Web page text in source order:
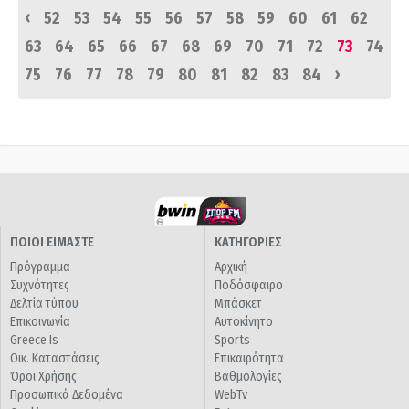
‹
52 53 54 55 56 57 58 59 60 61
62
63
64 65 66 67 68 69 70 71 72 73
74
75
76 77 78 79 80 81 82 83 84 ›
ΠΟΙΟΙ ΕΙΜΑΣΤΕ
Πρόγραμμα
Συχνότητες
Δελτία τύπου
Επικοινωνία
Greece Is
Οικ. Καταστάσεις
Όροι Χρήσης
Προσωπικά Δεδομένα
ΚΑΤΗΓΟΡΙΕΣ
Αρχική
Ποδόσφαιρο
Μπάσκετ
Αυτοκίνητο
Sports
Επικαιρότητα
Βαθμολογίες
WebTv